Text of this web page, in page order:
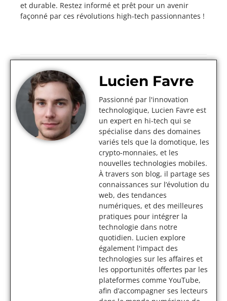
et durable. Restez informé et prêt pour un avenir
façonné par ces révolutions high-tech passionnantes !
Lucien Favre
Passionné par l'innovation
technologique, Lucien Favre est
un expert en hi-tech qui se
spécialise dans des domaines
variés tels que la domotique, les
crypto-monnaies, et les
nouvelles technologies mobiles.
À travers son blog, il partage ses
connaissances sur l’évolution du
web, des tendances
numériques, et des meilleures
pratiques pour intégrer la
technologie dans notre
quotidien. Lucien explore
également l'impact des
technologies sur les affaires et
les opportunités offertes par les
plateformes comme YouTube,
afin d’accompagner ses lecteurs